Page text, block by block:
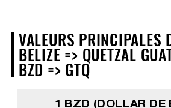
VALEURS PRINCIPALES
BELIZE => QUETZAL
BZD => GTQ
1 BZD (DOLLAR DE